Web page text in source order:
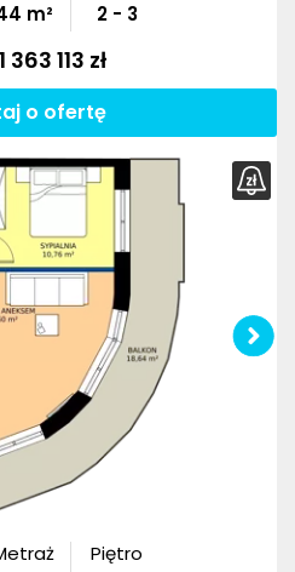
m²
2 - 3
363 113 zł
o ofertę
Piętro